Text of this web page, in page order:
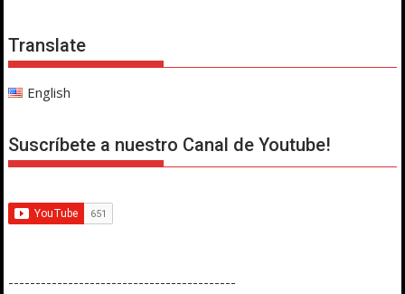
Translate
English
Suscríbete a nuestro Canal de Youtube!
------------------------------------------